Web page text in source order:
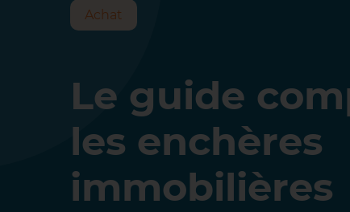
Le guide
les enchères
immobilières
Achat